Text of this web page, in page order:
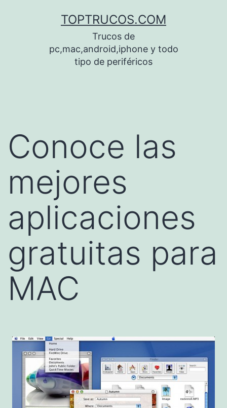
TOPTRUCOS.COM
Trucos de
pc,mac,android,iphone y todo
tipo de periféricos
Conoce las
mejores
aplicaciones
gratuitas para
MAC